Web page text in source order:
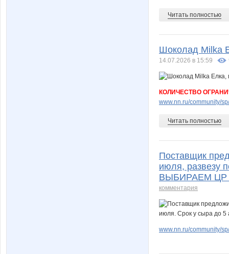
Читать полностью
Шоколад Milka
14.07.2026 в 15:59
КОЛИЧЕСТВО
www.nn.ru/community/
Читать полностью
Поставщик
июля, развезу
ВЫБИРАЕМ ЦР
комментария
www.nn.ru/community/